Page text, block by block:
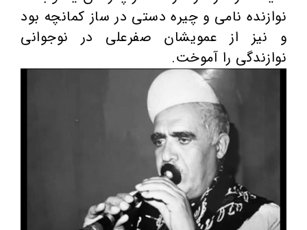
نوازنده نامی و چیره دستی در ساز کمانچه بود
و نیز از عمویشان صفرعلی در نوجوانی
نوازندگی را آموخت.